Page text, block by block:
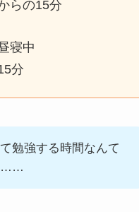
らの15分
寝中
分
勉強する時間なんて
……